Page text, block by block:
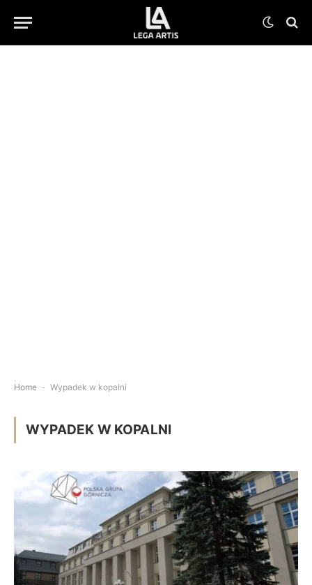
Home - Wypadek w kopalni
WYPADEK W KOPALNI